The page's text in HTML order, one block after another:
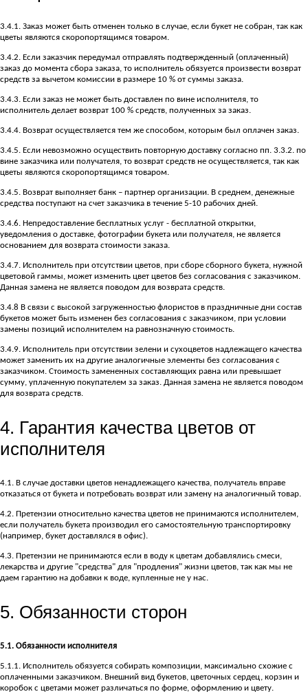
3.4.1. Заказ может быть отменен только в случае, если букет не собран, так как
цветы являются скоропортящимся товаром.
3.4.2. Если заказчик передумал отправлять подтвержденный (оплаченный)
заказ до момента сбора заказа, то исполнитель обязуется произвести возврат
средств за вычетом комиссии в размере 10 % от суммы заказа.
3.4.3. Если заказ не может быть доставлен по вине исполнителя, то
исполнитель делает возврат 100 % средств, полученных за заказ.
3.4.4. Возврат осуществляется тем же способом, которым был оплачен заказ.
3.4.5. Если невозможно осуществить повторную доставку согласно пп. 3.3.2. по
вине заказчика или получателя, то возврат средств не осуществляется, так как
цветы являются скоропортящимся товаром.
3.4.5. Возврат выполняет банк – партнер организации. В среднем, денежные
средства поступают на счет заказчика в течение 5-10 рабочих дней.
3.4.6. Непредоставление бесплатных услуг - бесплатной открытки,
уведомления о доставке, фотографии букета или получателя, не является
основанием для возврата стоимости заказа.
3.4.7. Исполнитель при отсутствии цветов, при сборе сборного букета, нужной
цветовой гаммы, может изменить цвет цветов без согласования с заказчиком.
Данная замена не является поводом для возврата средств.
3.4.8 В связи с высокой загруженностью флористов в праздничные дни состав
букетов может быть изменен без согласования с заказчиком, при условии
замены позиций исполнителем на равнозначную стоимость.
3.4.9. Исполнитель при отсутствии зелени и сухоцветов надлежащего качества
может заменить их на другие аналогичные элементы без согласования с
заказчиком. Стоимость замененных составляющих равна или превышает
сумму, уплаченную покупателем за заказ. Данная замена не является поводом
для возврата средств.
4. Гарантия качества цветов от
исполнителя
4.1. В случае доставки цветов ненадлежащего качества, получатель вправе
отказаться от букета и потребовать возврат или замену на аналогичный товар.
4.2. Претензии относительно качества цветов не принимаются исполнителем,
если получатель букета производил его самостоятельную транспортировку
(например, букет доставлялся в офис).
4.3. Претензии не принимаются если в воду к цветам добавлялись смеси,
лекарства и другие "средства" для "продления" жизни цветов, так как мы не
даем гарантию на добавки к воде, купленные не у нас.
5. Обязанности сторон
5.1. Обязанности исполнителя
5.1.1. Исполнитель обязуется собирать композиции, максимально схожие с
оплаченными заказчиком. Внешний вид букетов, цветочных сердец, корзин и
коробок с цветами может различаться по форме, оформлению и цвету.